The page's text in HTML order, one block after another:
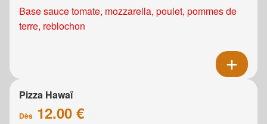
Base sauce tomate, mozzarella, poulet, pommes de
terre, reblochon
Pizza Hawaï
Dès 12.00 €